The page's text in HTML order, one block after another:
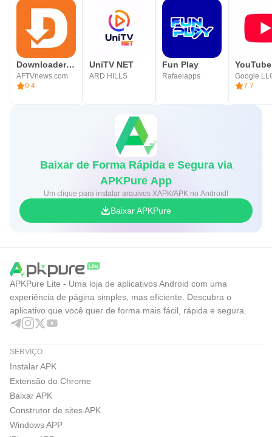
Downloader by AFTVnews
AFTVnews.com
9.4
UniTV NET
ARD HILLS
Fun Play
Rafaelapps
YouTube
Google
7.7
Baixar de Forma Rápida e Segura via
APKPure App
Um clique para instalar arquivos XAPK/APK no Android!
Baixar APKPure
APKPure Lite - Uma loja de aplicativos Android com uma
experiência de página simples, mas eficiente. Descubra o
aplicativo que você quer de forma mais fácil, rápida e segura.
SERVIÇO
Instalar APK
Extensão do Chrome
Baixar APK
Construtor de sites APK
Windows APP